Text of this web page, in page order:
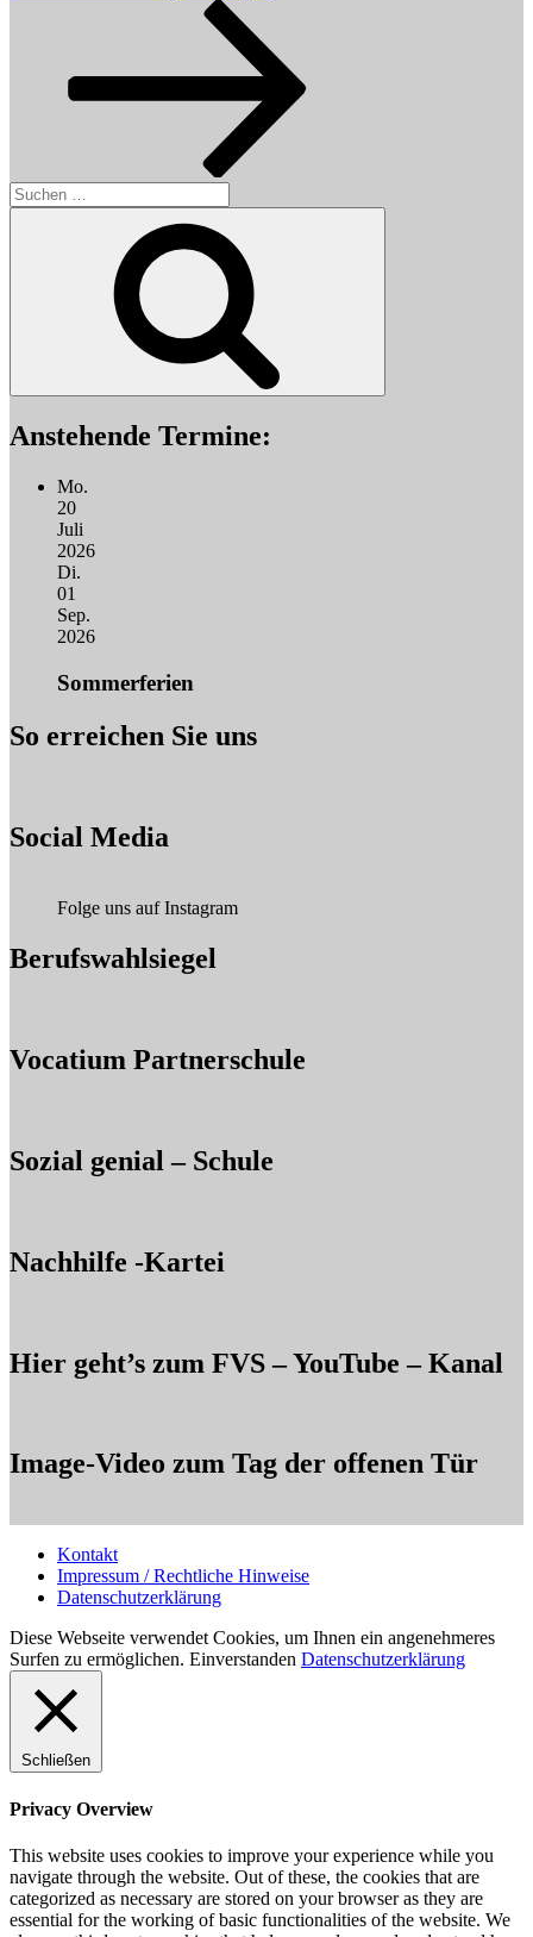
Suchen
nach:
Anstehende Termine:
Mo.
20
Juli
2026
Di.
01
Sep.
2026
Sommerferien
So erreichen Sie uns
Social Media
Folge uns auf Instagram
Berufswahlsiegel
Vocatium Partnerschule
Sozial genial – Schule
Nachhilfe -Kartei
Hier geht’s zum FVS – YouTube – Kanal
Image-Video zum Tag der offenen Tür
Kontakt
Impressum / Rechtliche Hinweise
Datenschutzerklärung
Diese Webseite verwendet Cookies, um Ihnen ein angenehmeres
Surfen zu ermöglichen. Einverstanden Datenschutzerklärung
Schließen
Privacy Overview
This website uses cookies to improve your experience while you
navigate through the website. Out of these, the cookies that are
categorized as necessary are stored on your browser as they are
essential for the working of basic functionalities of the website. We